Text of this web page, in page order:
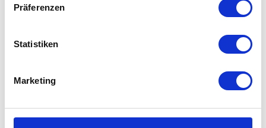
Präferenzen
Statistiken
Marketing
sanfte Reinigung mit angenehmem Hautgefühl
Häufig gestellte Fragen (FAQs) zur Culti
Milano - Geranio Imperiale Hand- und
Wie riecht die Geranio Imperiale Seife genau?